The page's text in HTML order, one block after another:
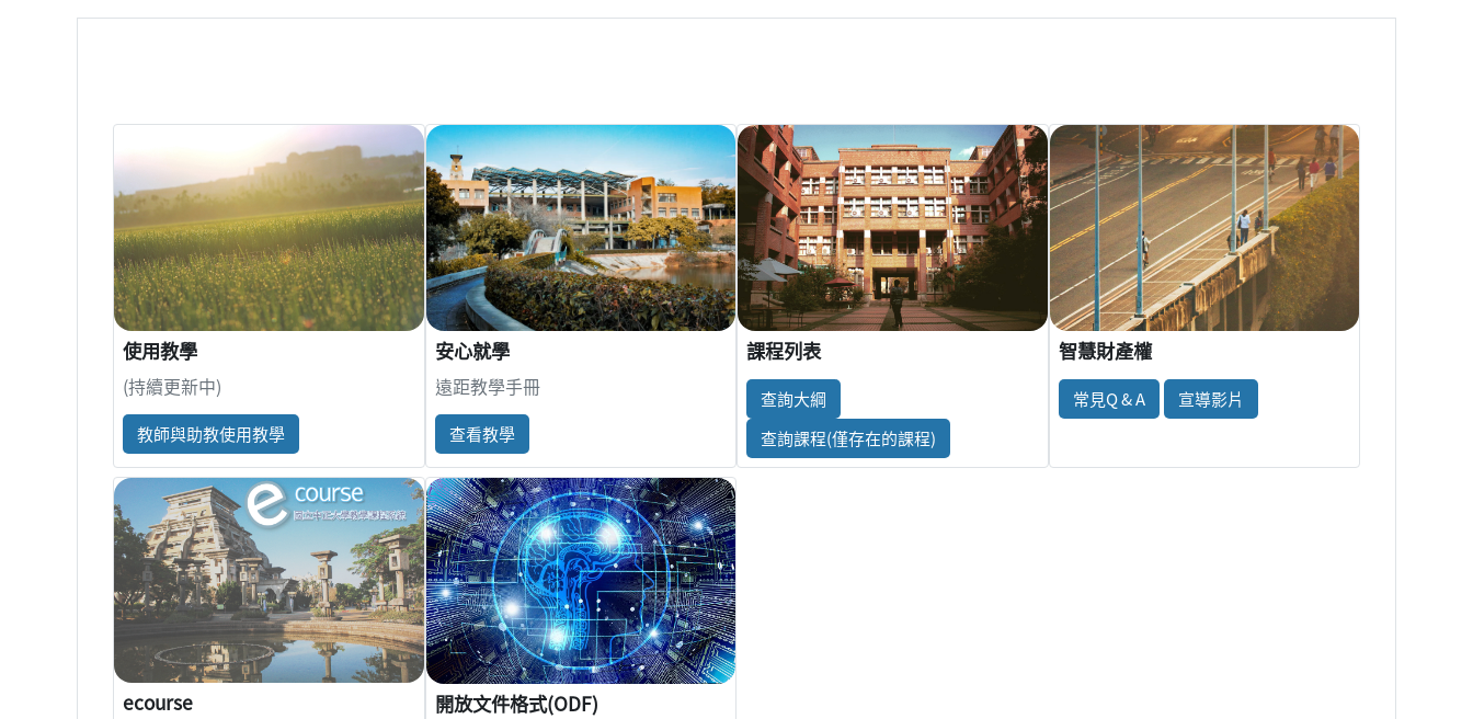
使用教學
(持續更新中)
教師與助教使用教學
安心就學
遠距教學手冊
查看教學
課程列表
查詢大綱
查詢課程(僅存在的課程)
智慧財產權
常見Q & A 宣導影片
ecourse 開放文件格式(ODF)